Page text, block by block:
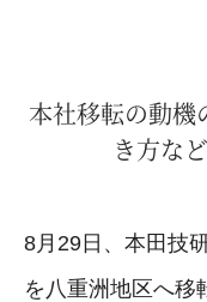
本社移転の動機
き方な
8月29日、本田技
を八重洲地区へ移